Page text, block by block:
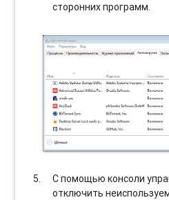
сторонних программ.
С помощью консоли
отключить